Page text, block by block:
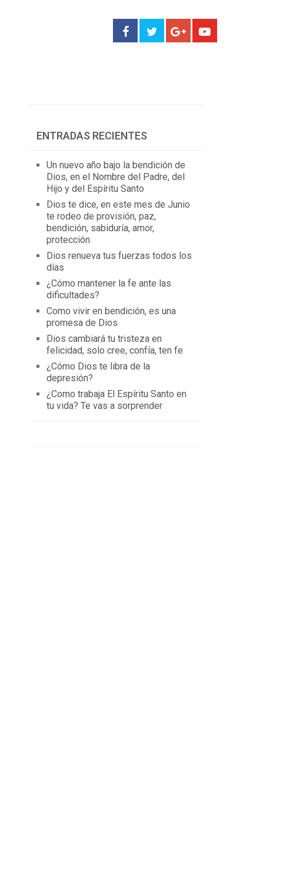
ENTRADAS RECIENTES
Un nuevo año bajo la bendición de
Dios, en el Nombre del Padre, del
Hijo y del Espíritu Santo
Dios te dice, en este mes de Junio
te rodeo de provisión, paz,
bendición, sabiduría, amor,
protección
Dios renueva tus fuerzas todos los
días
¿Cómo mantener la fe ante las
dificultades?
Como vivir en bendición, es una
promesa de Dios
Dios cambiará tu tristeza en
felicidad, solo cree, confía, ten fe
¿Cómo Dios te libra de la
depresión?
¿Como trabaja El Espíritu Santo en
tu vida? Te vas a sorprender